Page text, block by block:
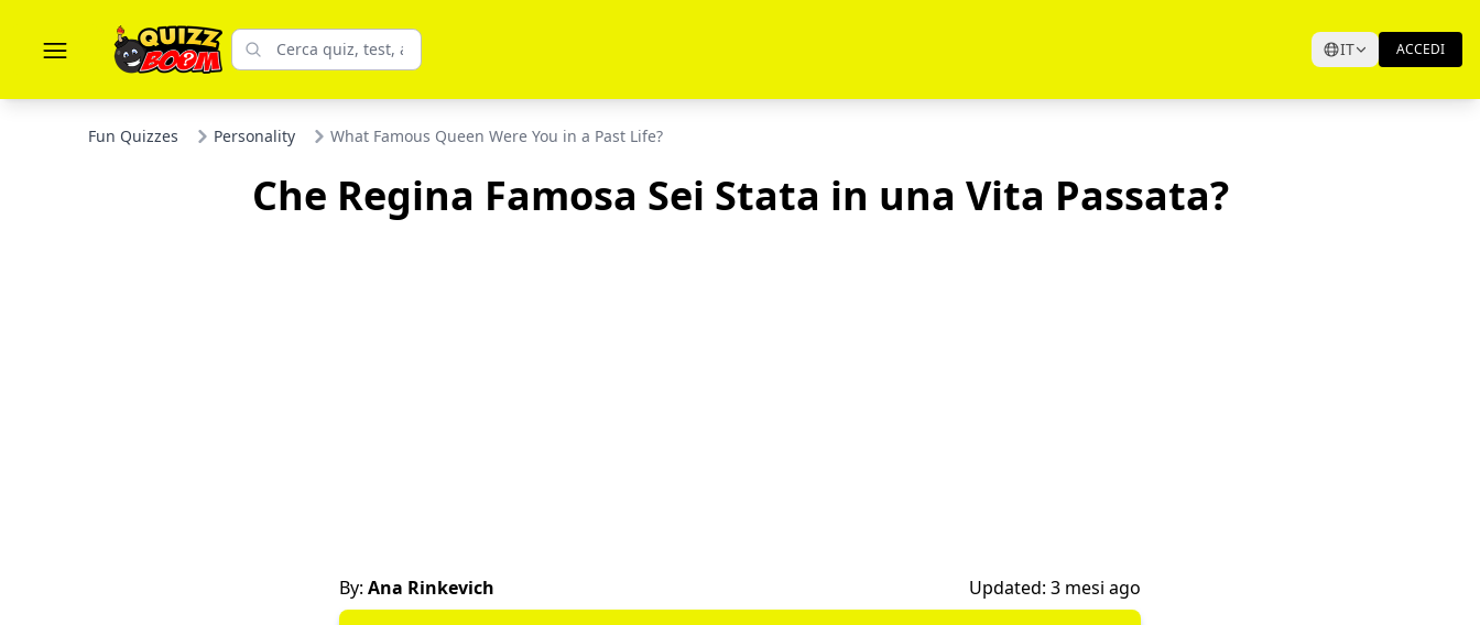
IT ACCEDI
Fun Quizzes Personality What Famous Queen Were You in a Past Life?
Che Regina Famosa Sei Stata in una Vita Passata?
By: Ana Rinkevich Updated: 3 mesi ago